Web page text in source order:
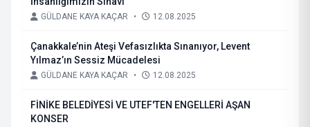
GÜLDANE KAYA KAÇAR • 12.08.2025
Çanakkale’nin Ateşi Vefasızlıkta Sınanıyor, Levent
Yılmaz’ın Sessiz Mücadelesi
GÜLDANE KAYA KAÇAR • 12.08.2025
FİNİKE BELEDİYESİ VE UTEF'TEN ENGELLERİ AŞAN
KONSER